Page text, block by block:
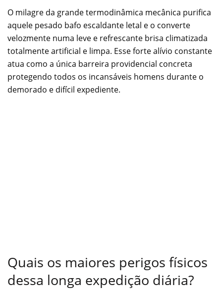
O milagre da grande termodinâmica mecânica purifica
aquele pesado bafo escaldante letal e o converte
velozmente numa leve e refrescante brisa climatizada
totalmente artificial e limpa. Esse forte alívio constante
atua como a única barreira providencial concreta
protegendo todos os incansáveis homens durante o
demorado e difícil expediente.
Quais os maiores perigos físicos
dessa longa expedição diária?